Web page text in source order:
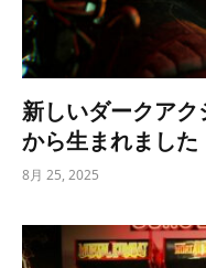
新しいダークアク
から生まれました
8月 25, 2025